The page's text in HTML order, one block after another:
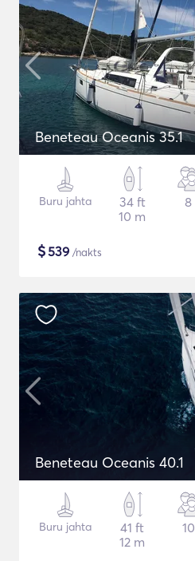
Beneteau Oceanis 35.1
Buru jahta
34 ft
10 m
8
$539 /nakts
Beneteau Oceanis 40.1
Buru jahta
41 ft
12 m
10